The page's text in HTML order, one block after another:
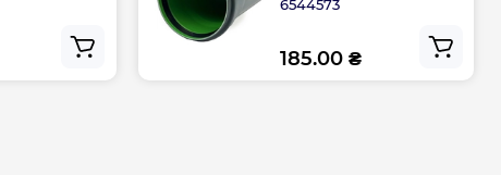
6544573
185.00 ₴